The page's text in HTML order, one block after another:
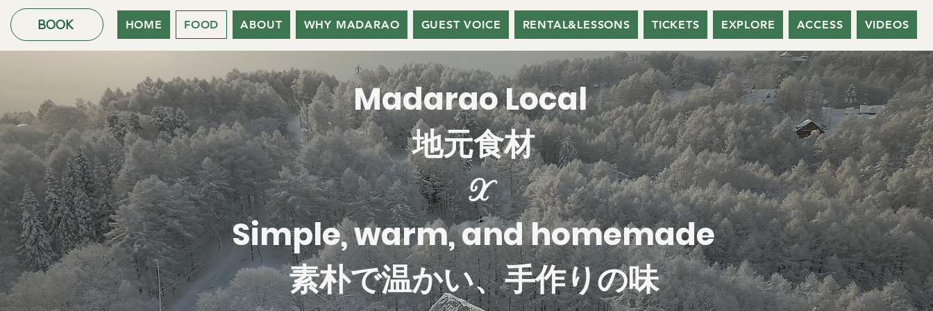
BOOK HOME FOOD ABOUT WHY MADARAO GUEST VOICE RENTAL&LESSONS TICKETS EXPLORE ACCESS VIDEOS
Madarao Local
地元食材
X
Simple, warm, and homemade
素朴で温かい、手作りの味